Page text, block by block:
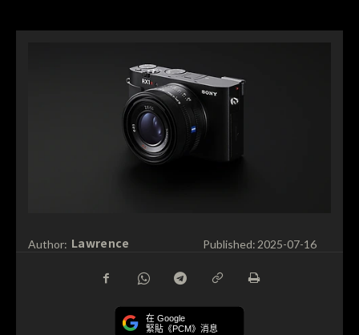
Author: Lawrence Published: 2025-07-16
在 Google
緊貼《PCM》消息